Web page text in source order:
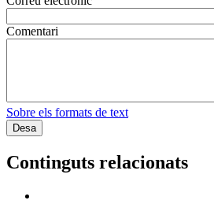
Comentari
Sobre els formats de text
Continguts relacionats